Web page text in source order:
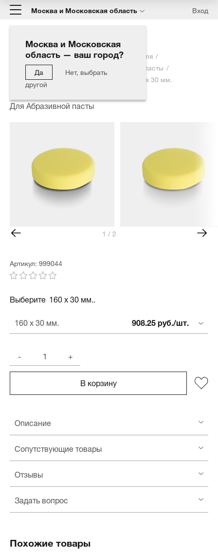
Москва и Московская область
Москва и Московская
область — ваш город?
Да
Нет, выбрать
другой
Вход
Главная Каталог Полировка автомобиля
Полировальные круги
Для Абразивной пасты
Полировальный круг Полутвердый Ø 160 x 30 мм.
Для Абразивной пасты
1 / 2
Артикул: 999044
Выберите 160 x 30 мм..
160 x 30 мм.
908.25 руб./шт.
-
+
В корзину
Описание
Сопутствующие товары
Отзывы
Задать вопрос
Похожие товары